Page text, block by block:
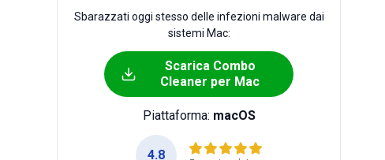
Sbarazzati oggi stesso delle infezioni malware dai
sistemi Mac:
Scarica Combo
Cleaner per Mac
Piattaforma: macOS
4.8